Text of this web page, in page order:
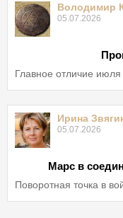
Володимир
05.07.2026
Главное отличие
Ирина
05.07.2026
Марс в
Поворотная точка в